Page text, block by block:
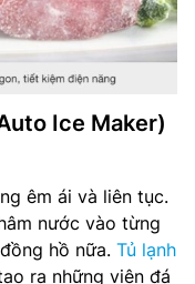
Ice Maker)
êm ái và liên tục.
nước vào từng
hồ nữa. Tủ lạnh
ra những viên đá